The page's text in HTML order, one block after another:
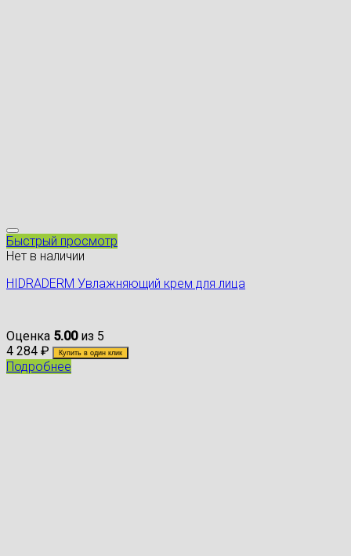
Быстрый просмотр
Нет в наличии
HIDRADERM Увлажняющий крем для лица
Оценка 5.00из 5
4 284 ₽ Купить в один клик
Подробнее